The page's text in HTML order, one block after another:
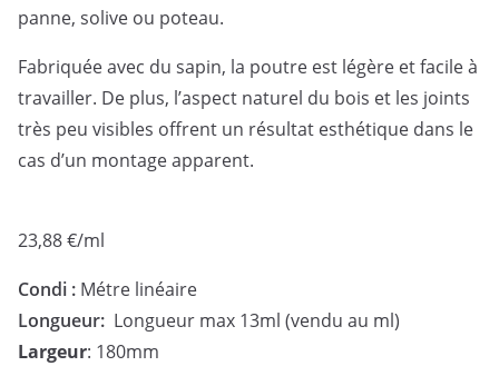
panne, solive ou poteau.
Fabriquée avec du sapin, la poutre est légère et facile à
travailler. De plus, l’aspect naturel du bois et les joints
très peu visibles offrent un résultat esthétique dans le
cas d’un montage apparent.
23,88€/ml
Condi : Métre linéaire
Longueur: Longueur max 13ml (vendu au ml)
Largeur: 180mm